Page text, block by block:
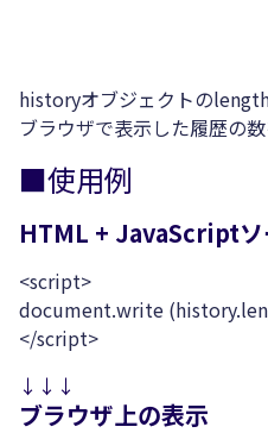
historyオブジェクトの
ブラウザで表示した履歴の数
■使用例
HTML + JavaScriptソ
<script>
document.write
</script>
↓↓↓
ブラウザ上の表示